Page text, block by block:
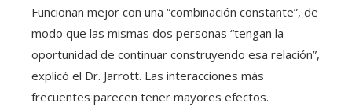
Funcionan mejor con una “combinación constante”, de
modo que las mismas dos personas “tengan la
oportunidad de continuar construyendo esa relación”,
explicó el Dr. Jarrott. Las interacciones más
frecuentes parecen tener mayores efectos.